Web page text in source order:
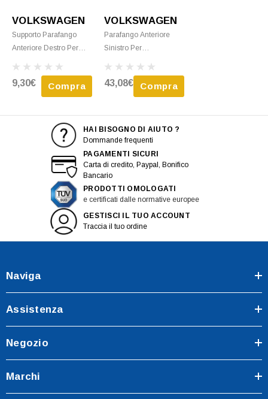
VOLKSWAGEN
Supporto Parafango
Anteriore Destro Per
Dal 2014 Al 2017 Nuovo
9,30€ Compra
VOLKSWAGEN
Parafango Anteriore
Sinistro Per
6 Dal 2017 Da
Verniciare, Nuovo
43,08€ Compra
HAI BISOGNO DI AIUTO ?
Dommande frequenti
PAGAMENTI SICURI
Carta di credito, Paypal, Bonifico
Bancario
PRODOTTI OMOLOGATI
e certificati dalle normative europee
GESTISCI IL TUO ACCOUNT
Traccia il tuo ordine
Naviga
Assistenza
Negozio
Marchi